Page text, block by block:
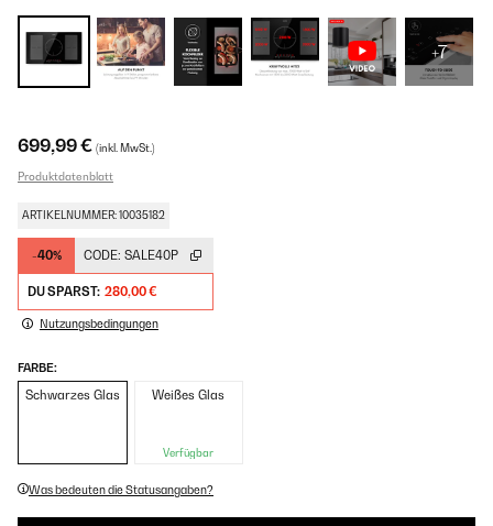
+7
699,99 € (inkl. MwSt.)
Produktdatenblatt
ARTIKELNUMMER: 10035182
-40% CODE: SALE40P
DU SPARST: 280,00 €
Nutzungsbedingungen
FARBE:
Schwarzes Glas Weißes Glas
Verfügbar
Was bedeuten die Statusangaben?